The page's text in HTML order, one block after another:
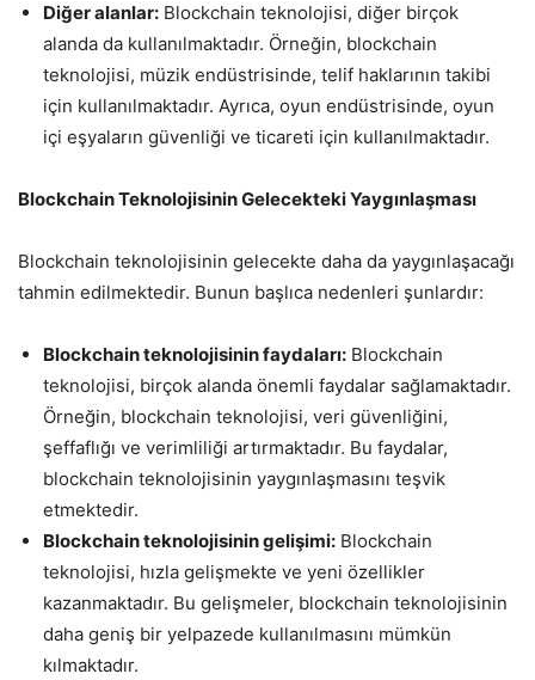
Diğer alanlar: Blockchain teknolojisi, diğer birçok
alanda da kullanılmaktadır. Örneğin, blockchain
teknolojisi, müzik endüstrisinde, telif haklarının takibi
için kullanılmaktadır. Ayrıca, oyun endüstrisinde, oyun
içi eşyaların güvenliği ve ticareti için kullanılmaktadır.
Blockchain Teknolojisinin Gelecekteki Yaygınlaşması
Blockchain teknolojisinin gelecekte daha da yaygınlaşacağı
tahmin edilmektedir. Bunun başlıca nedenleri şunlardır:
Blockchain teknolojisinin faydaları: Blockchain
teknolojisi, birçok alanda önemli faydalar sağlamaktadır.
Örneğin, blockchain teknolojisi, veri güvenliğini,
şeffaflığı ve verimliliği artırmaktadır. Bu faydalar,
blockchain teknolojisinin yaygınlaşmasını teşvik
etmektedir.
Blockchain teknolojisinin gelişimi: Blockchain
teknolojisi, hızla gelişmekte ve yeni özellikler
kazanmaktadır. Bu gelişmeler, blockchain teknolojisinin
daha geniş bir yelpazede kullanılmasını mümkün
kılmaktadır.